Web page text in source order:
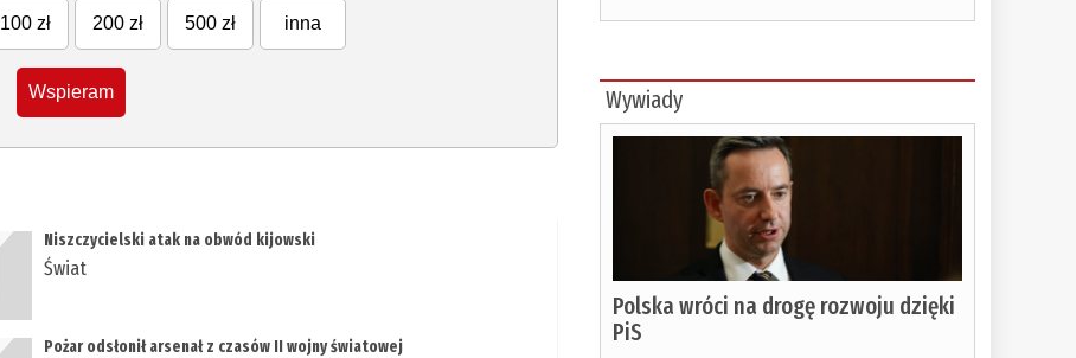
100 zł 200 zł 500 zł inna
Wspieram
Niszczycielski atak na obwód kijowski
Świat
Pożar odsłonił arsenał z czasów II wojny światowej
Wywiady
Polska wróci na drogę rozwoju dzięki
PiS